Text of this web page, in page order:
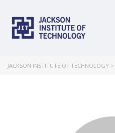
JACKSON INSTITUTE OF TECHNOLOGY >